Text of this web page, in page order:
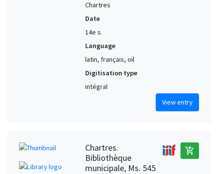
Chartres
Date
14e s.
Language
latin, français, oïl
Digitisation type
intégral
View entry
Chartres.
Bibliothèque
municipale, Ms. 545
add_shopping_cart